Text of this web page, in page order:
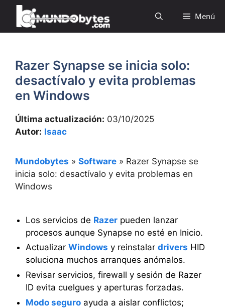
Saltar
contenido
Menú
Razer Synapse se inicia solo:
desactívalo y evita problemas
en Windows
Última actualización: 03/10/2025
Autor: Isaac
Mundobytes » Software » Razer Synapse se
inicia solo: desactívalo y evita problemas en
Windows
Los servicios de Razerpueden lanzar
procesos aunque Synapse no esté en Inicio.
Actualizar Windows y reinstalar drivers HID
soluciona muchos arranques anómalos.
Revisar servicios, firewall y sesión de Razer
ID evita cuelgues y aperturas forzadas.
Modo seguroayuda a aislar conflictos;